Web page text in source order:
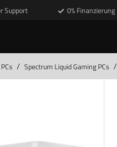
Support 0% Finanzierung
/ Spectrum Liquid Gaming PCs /